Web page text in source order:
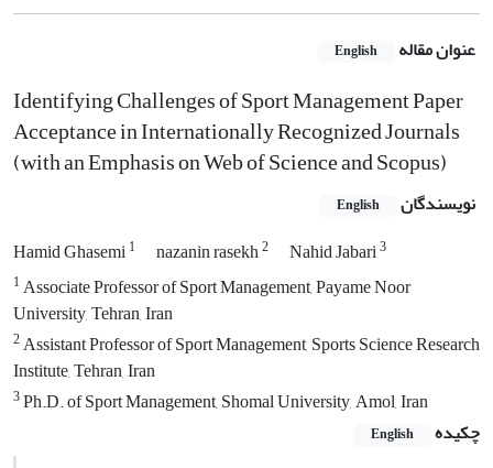
عنوان مقاله English
Identifying Challenges of Sport Management Paper
Acceptance in Internationally Recognized Journals
(with an Emphasis on Web of Science and Scopus)
نویسندگان English
Hamid Ghasemi1 nazanin rasekh2 Nahid Jabari3
1Associate Professor of Sport Management, Payame Noor
University, Tehran, Iran
2Assistant Professor of Sport Management, Sports Science Research
Institute, Tehran, Iran
3Ph.D. of Sport Management, Shomal University, Amol, Iran
چکیده
English